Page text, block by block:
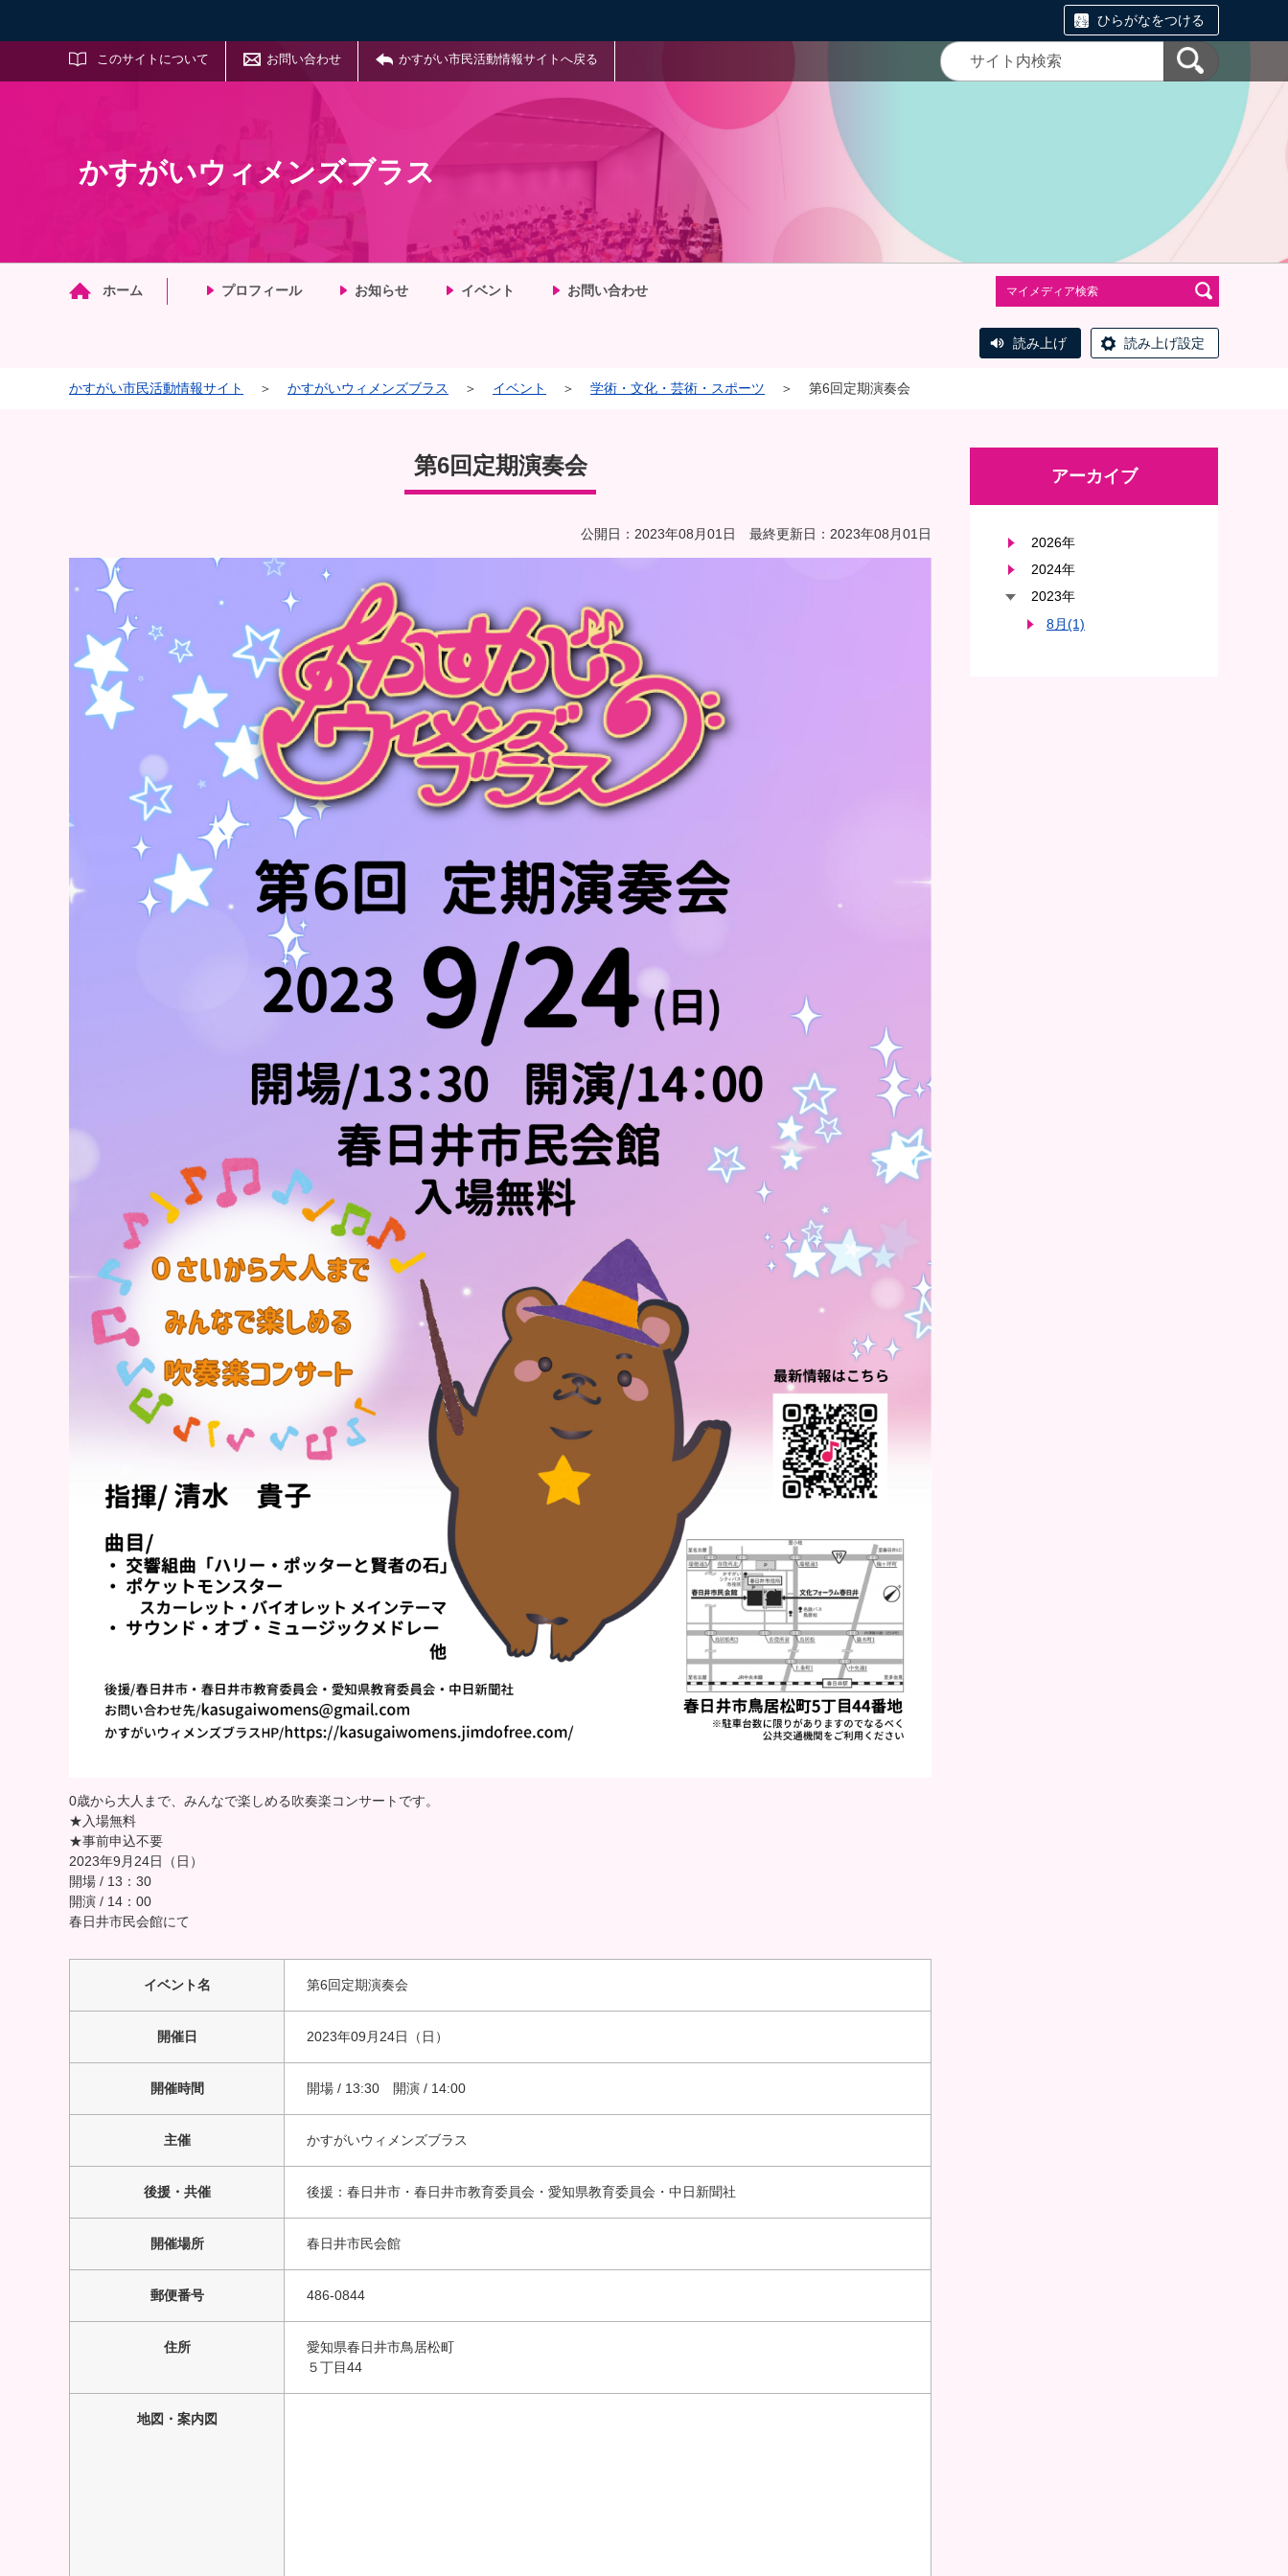
ひらがなをつける
このサイトについて お問い合わせ かすがい市民活動情報サイトへ戻る
サイト内検索
かすがいウィメンズブラス
ホーム プロフィール お知らせ イベント お問い合わせ
マイメディア検索
読み上げ 読み上げ設定
かすがい市民活動情報サイト ＞ かすがいウィメンズブラス ＞ イベント ＞ 学術・文化・芸術・スポーツ ＞ 第6回定期演奏会
第6回定期演奏会
公開日：2023年08月01日 最終更新日：2023年08月01日
0歳から大人まで、みんなで楽しめる吹奏楽コンサートです。
★入場無料
★事前申込不要
2023年9月24日（日）
開場 / 13：30
開演 / 14：00
春日井市民会館にて
イベント名 第6回定期演奏会
開催日 2023年09月24日（日）
開催時間 開場 / 13:30 開演 / 14:00
主催 かすがいウィメンズブラス
後援・共催 後援：春日井市・春日井市教育委員会・愛知県教育委員会・中日新聞社
開催場所 春日井市民会館
郵便番号 486-0844
住所
愛知県春日井市鳥居松町
５丁目44
地図・案内図
アーカイブ
2026年
2024年
2023年
8月(1)